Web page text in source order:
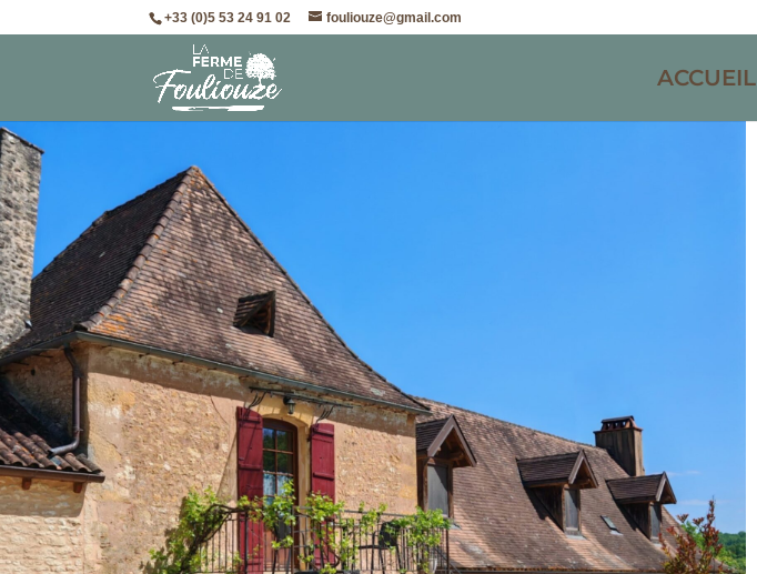
+33 (0)5 53 24 91 02 fouliouze@gmail.com
ACCUEIL